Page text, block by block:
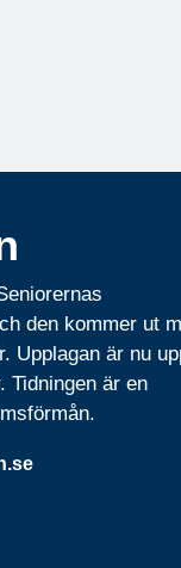
den kommer ut
Upplagan är nu
Tidningen är en